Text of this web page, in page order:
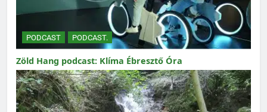
PODCAST PODCAST.
Zöld Hang podcast: Klíma Ébresztő Óra